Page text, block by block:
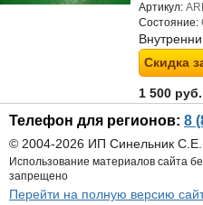
Артикул:
Состояние:
Скидка
1 500 руб.
Телефон для регионов: 8
© 2004-2026 ИП Синельник С.Е.
Использование материалов сайта
запрещено
Перейти на полную версию